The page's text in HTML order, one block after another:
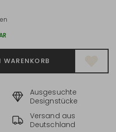
WARENKORB
Ausgesuchte
Designstücke
Versand aus
Deutschland